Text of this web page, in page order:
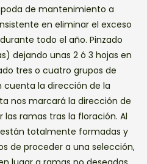
de mantenimiento a
en eliminar el exceso
todo el año. Pinzado
dejando unas 2 ó 3 hojas en
tres o cuatro grupos de
cuenta la dirección de la
nos marcará la dirección de
las ramas tras la floración. Al
totalmente formadas y
de proceder a una selección,